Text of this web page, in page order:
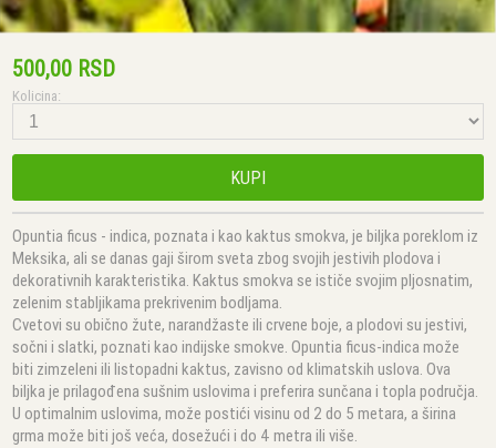
500,00 RSD
Kolicina:
KUPI
Opuntia ficus - indica, poznata i kao kaktus smokva, je biljka poreklom iz
Meksika, ali se danas gaji širom sveta zbog svojih jestivih plodova i
dekorativnih karakteristika. Kaktus smokva se ističe svojim pljosnatim,
zelenim stabljikama prekrivenim bodljama.
Cvetovi su obično žute, narandžaste ili crvene boje, a plodovi su jestivi,
sočni i slatki, poznati kao indijske smokve. Opuntia ficus-indica može
biti zimzeleni ili listopadni kaktus, zavisno od klimatskih uslova. Ova
biljka je prilagođena sušnim uslovima i preferira sunčana i topla područja.
U optimalnim uslovima, može postići visinu od 2 do 5 metara, a širina
grma može biti još veća, dosežući i do 4 metra ili više.